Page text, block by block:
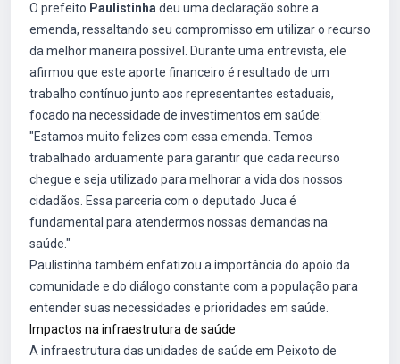
O prefeito Paulistinha deu uma declaração sobre a
emenda, ressaltando seu compromisso em utilizar o recurso
da melhor maneira possível. Durante uma entrevista, ele
afirmou que este aporte financeiro é resultado de um
trabalho contínuo junto aos representantes estaduais,
focado na necessidade de investimentos em saúde:
"Estamos muito felizes com essa emenda. Temos
trabalhado arduamente para garantir que cada recurso
chegue e seja utilizado para melhorar a vida dos nossos
cidadãos. Essa parceria com o deputado Juca é
fundamental para atendermos nossas demandas na
saúde."
Paulistinha também enfatizou a importância do apoio da
comunidade e do diálogo constante com a população para
entender suas necessidades e prioridades em saúde.
Impactos na infraestrutura de saúde
A infraestrutura das unidades de saúde em Peixoto de